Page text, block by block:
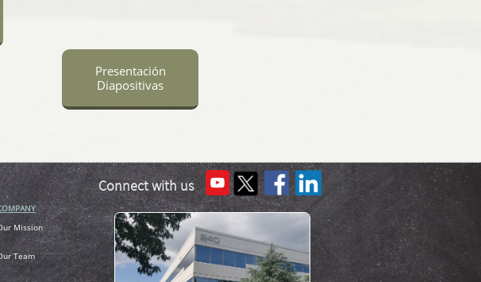
Presentación
Diapositivas
Connect with us
Mission
Team